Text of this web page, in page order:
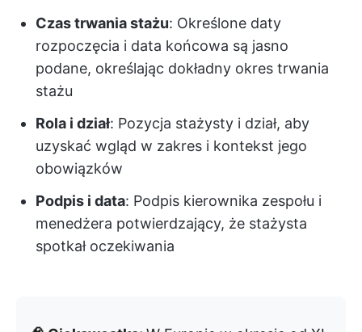
Czas trwania stażu: Określone daty
rozpoczęcia i data końcowa są jasno
podane, określając dokładny okres trwania
stażu
Rola i dział: Pozycja stażysty i dział, aby
uzyskać wgląd w zakres i kontekst jego
obowiązków
Podpis i data: Podpis kierownika zespołu i
menedżera potwierdzający, że stażysta
spotkał oczekiwania